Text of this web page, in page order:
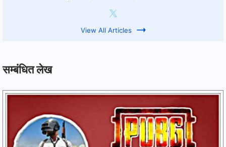
View All Articles
सम्बंधित लेख